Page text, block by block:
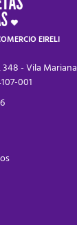
EIRELI
- Vila Mariana
001